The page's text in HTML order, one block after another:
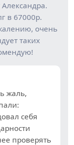
в 67000р.
очень
таких
жаль,
себя
проверять